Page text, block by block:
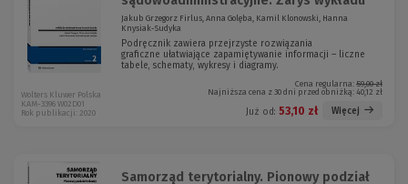
Jakub Grzegorz Firlus, Anna Golęba, Kamil Klonowski, Hanna
Knysiak-Sudyka
Podręcznik zawiera przejrzyste rozwiązania
graficzne ułatwiające zapamiętywanie informacji – liczne
tabele, schematy, wykresy i diagramy.
Cena regularna: 59,00 zł
Najniższa cena z 30 dni przed obniżką: 40,12 zł
Już od: 53,10 zł Więcej
Wolters Kluwer Polska
KAM-3396 W02D01
Rok publikacji: 2020
Samorząd terytorialny. Pionowy podział